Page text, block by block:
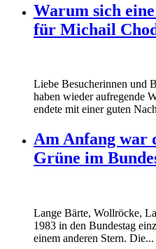
Warum sich
für Michail
Liebe Besucherinnen und
haben wieder aufregende
endete mit einer guten
Am Anfang war
Grüne im
Lange Bärte, Wollröcke,
1983 in den Bundestag
einem anderen Stern. Die...